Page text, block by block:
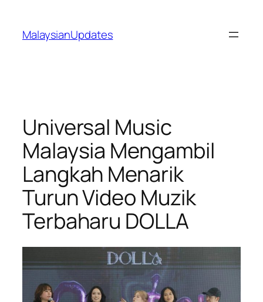
content
MalaysianUpdates
Universal Music
Malaysia Mengambil
Langkah Menarik
Turun Video Muzik
Terbaharu DOLLA